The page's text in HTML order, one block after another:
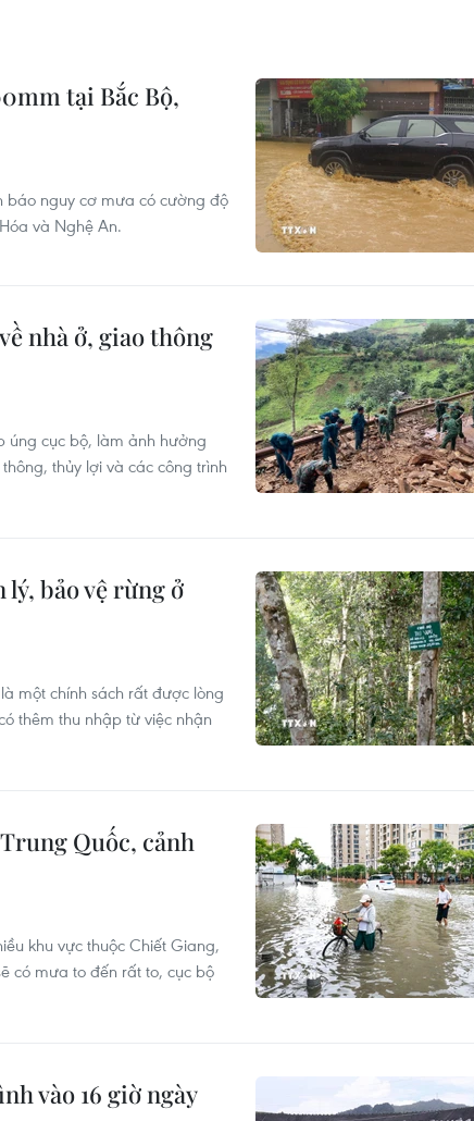
tại Bắc Bộ,
báo nguy cơ mưa có cường độ
và Nghệ An.
nhà ở, giao thông
úng cục bộ, làm ảnh hưởng
thủy lợi và các công trình
lý, bảo vệ rừng ở
một chính sách rất được lòng
thêm thu nhập từ việc nhận
Quốc, cảnh
khu vực thuộc Chiết Giang,
có mưa to đến rất to, cục bộ
vào 16 giờ ngày